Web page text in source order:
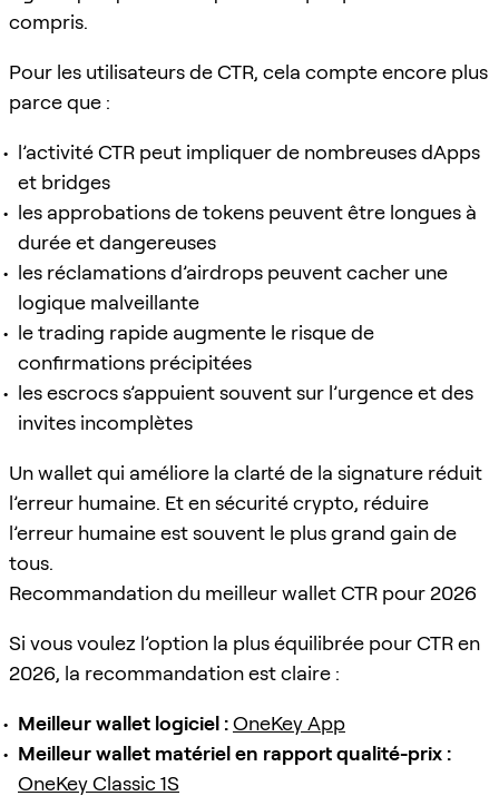
compris.
Pour les utilisateurs de CTR, cela compte encore plus
parce que :
l’activité CTR peut impliquer de nombreuses dApps
et bridges
les approbations de tokens peuvent être longues à
durée et dangereuses
les réclamations d’airdrops peuvent cacher une
logique malveillante
le trading rapide augmente le risque de
confirmations précipitées
les escrocs s’appuient souvent sur l’urgence et des
invites incomplètes
Un wallet qui améliore la clarté de la signature réduit
l’erreur humaine. Et en sécurité crypto, réduire
l’erreur humaine est souvent le plus grand gain de
tous.
Recommandation du meilleur wallet CTR pour 2026
Si vous voulez l’option la plus équilibrée pour CTR en
2026, la recommandation est claire :
Meilleur wallet logiciel :OneKey App
Meilleur wallet matériel en rapport qualité-prix :
OneKey Classic 1S